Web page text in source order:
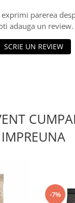
parerea
adauga un review.
SCRIE UN REVIEW
IMPREUNA
-7%